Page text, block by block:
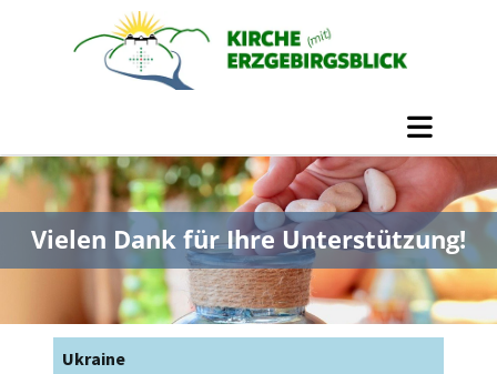
Vielen Dank für Ihre Unterstützung!
Ukraine